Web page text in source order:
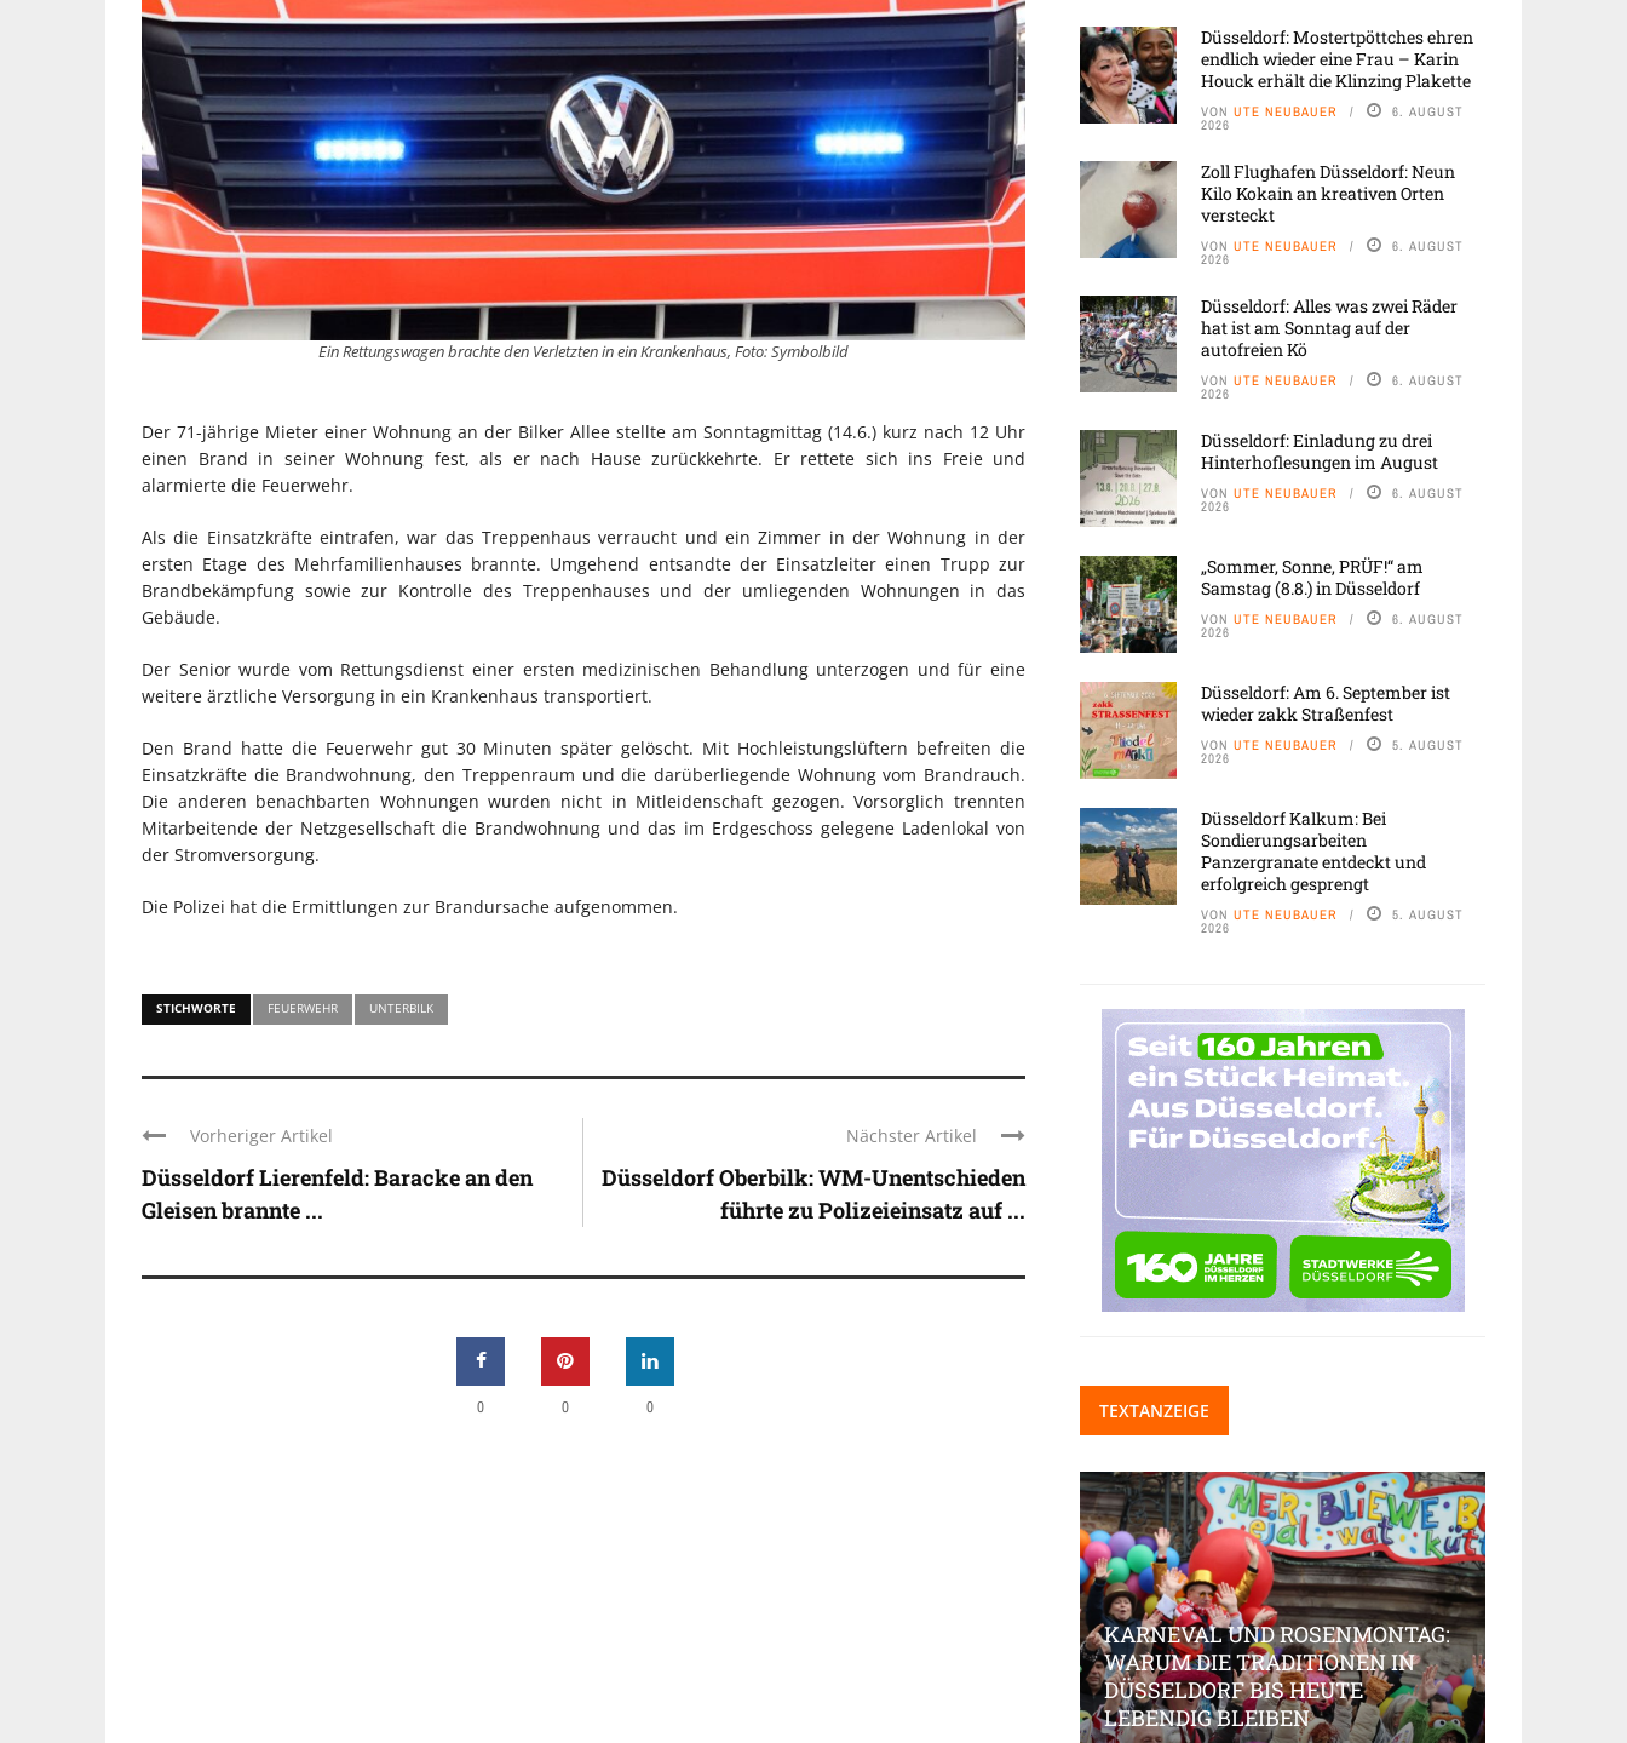
Ein Rettungswagen brachte den Verletzten in ein Krankenhaus, Foto: Symbolbild
Der 71-jährige Mieter einer Wohnung an der Bilker Allee stellte am Sonntagmittag (14.6.) kurz nach 12 Uhr
einen Brand in seiner Wohnung fest, als er nach Hause zurückkehrte. Er rettete sich ins Freie und
alarmierte die Feuerwehr.
Als die Einsatzkräfte eintrafen, war das Treppenhaus verraucht und ein Zimmer in der Wohnung in der
ersten Etage des Mehrfamilienhauses brannte. Umgehend entsandte der Einsatzleiter einen Trupp zur
Brandbekämpfung sowie zur Kontrolle des Treppenhauses und der umliegenden Wohnungen in das
Gebäude.
Der Senior wurde vom Rettungsdienst einer ersten medizinischen Behandlung unterzogen und für eine
weitere ärztliche Versorgung in ein Krankenhaus transportiert.
Den Brand hatte die Feuerwehr gut 30 Minuten später gelöscht. Mit Hochleistungslüftern befreiten die
Einsatzkräfte die Brandwohnung, den Treppenraum und die darüberliegende Wohnung vom Brandrauch.
Die anderen benachbarten Wohnungen wurden nicht in Mitleidenschaft gezogen. Vorsorglich trennten
Mitarbeitende der Netzgesellschaft die Brandwohnung und das im Erdgeschoss gelegene Ladenlokal von
der Stromversorgung.
Die Polizei hat die Ermittlungen zur Brandursache aufgenommen.
STICHWORTE FEUERWEHR UNTERBILK
Vorheriger Artikel
Düsseldorf Lierenfeld: Baracke an den
Gleisen brannte ...
Nächster Artikel
Düsseldorf Oberbilk: WM-Unentschieden
führte zu Polizeieinsatz auf ...
0 0 0
Düsseldorf: Mostertpöttches ehren
endlich wieder eine Frau – Karin
Houck erhält die Klinzing Plakette
VON UTE NEUBAUER 6. AUGUST
2026
Zoll Flughafen Düsseldorf: Neun
Kilo Kokain an kreativen Orten
versteckt
VON UTE NEUBAUER 6. AUGUST
2026
Düsseldorf: Alles was zwei Räder
hat ist am Sonntag auf der
autofreien Kö
VON UTE NEUBAUER 6. AUGUST
2026
Düsseldorf: Einladung zu drei
Hinterhoflesungen im August
VON UTE NEUBAUER 6. AUGUST
2026
„Sommer, Sonne, PRÜF!“ am
Samstag (8.8.) in Düsseldorf
VON UTE NEUBAUER 6. AUGUST
2026
Düsseldorf: Am 6. September ist
wieder zakk Straßenfest
VON UTE NEUBAUER 5. AUGUST
2026
Düsseldorf Kalkum: Bei
Sondierungsarbeiten
Panzergranate entdeckt und
erfolgreich gesprengt
VON UTE NEUBAUER 5. AUGUST
2026
TEXTANZEIGE
KARNEVAL UND ROSENMONTAG:
WARUM DIE TRADITIONEN IN
DÜSSELDORF BIS HEUTE
LEBENDIG BLEIBEN